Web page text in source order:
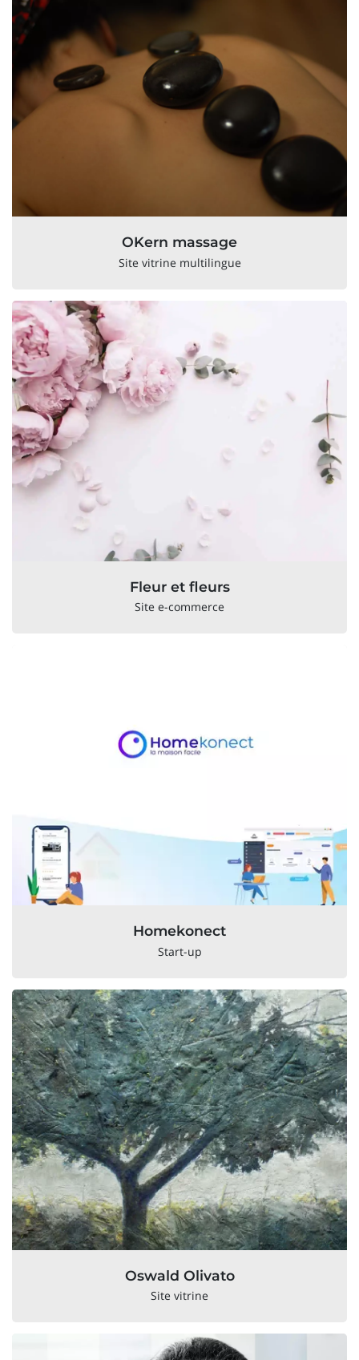
OKern massage
Site vitrine multilingue
Fleur et fleurs
Site e-commerce
Homekonect
Start-up
Oswald Olivato
Site vitrine